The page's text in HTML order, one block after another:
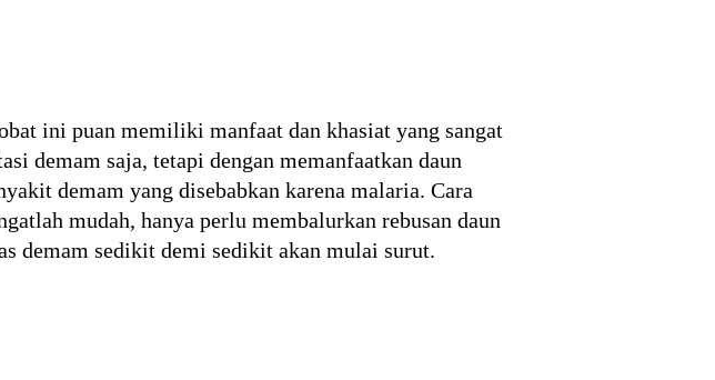
ini puan memiliki manfaat dan khasiat yang sangat
demam saja, tetapi dengan memanfaatkan daun
demam yang disebabkan karena malaria. Cara
mudah, hanya perlu membalurkan rebusan daun
demam sedikit demi sedikit akan mulai surut.